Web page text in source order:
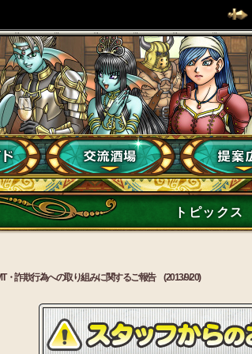
トピックス
・詐欺行為への取り組みに関するご報告 (2013/9/20)